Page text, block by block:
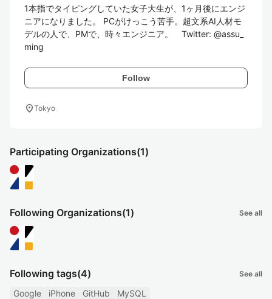
1本指でタイピングしていた女子大生が、1ヶ月後にエンジ
ニアになりました。 PCがけっこう苦手。超文系AI人材モ
デルの人で、PMで、時々エンジニア。　Twitter: @assu_
ming
Follow
location_onTokyo
Participating Organizations(1)
Following Organizations(1) See all
Following tags(4) See all
Google iPhone GitHub MySQL